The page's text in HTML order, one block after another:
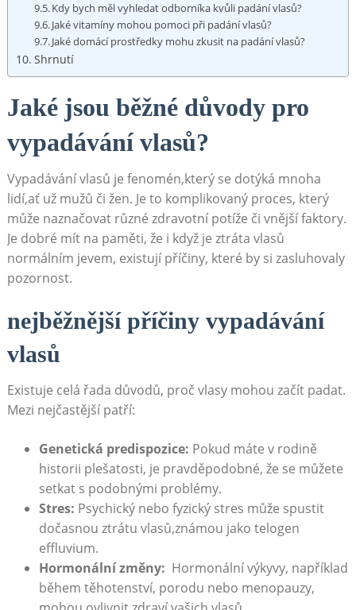
Kdy bych měl vyhledat odborníka kvůli padání ‍vlasů?
Jaké vitamíny mohou ⁤pomoci při padání ⁣vlasů?
Jaké domácí prostředky mohu zkusit na⁣ padání vlasů?
Shrnutí
Jaké jsou běžné ⁤důvody pro
vypadávání vlasů?
Vypadávání vlasů ‌je fenomén,který se dotýká mnoha
⁣lidí,ať už mužů či žen. Je to komplikovaný proces, který
může naznačovat různé zdravotní potíže⁢ či vnější faktory.
Je⁢ dobré mít‌ na​ paměti, že i když je ztráta vlasů
normálním jevem, existují příčiny, které⁢ by si zasluhovaly
pozornost.
nejběžnější příčiny vypadávání‌
vlasů
Existuje ⁤celá řada důvodů, proč ‌vlasy mohou začít padat.
Mezi nejčastější ⁢patří:
Genetická predispozice: Pokud máte v rodině
historii plešatosti, je pravděpodobné,⁢ že ‍se můžete
setkat s podobnými problémy.
Stres: Psychický nebo fyzický stres může spustit
dočasnou ztrátu vlasů,známou jako telogen
effluvium.
Hormonální změny: ⁣ Hormonální výkyvy, například
během těhotenství, porodu nebo menopauzy,